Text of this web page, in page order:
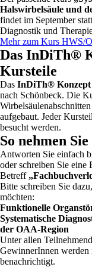
Halswirbelsäule und
findet im September
Diagnostik und
Mehr zum Kurs HWS/
Das InDiTh®
Kursteile
Das InDiTh® Konzept
nach Schönbeck. Die
aufgebaut. Jeder
besucht werden.
So nehmen
Antworten Sie einfach
oder schreiben Sie eine
Betreff
Bitte schreiben Sie
möchten:
Funktionelle
Systematische
der OAA-Region
Unter allen
GewinnerInnen werden
benachrichtigt.